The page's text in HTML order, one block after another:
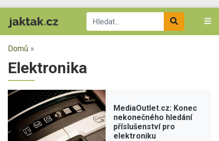
Domů »
Elektronika
MediaOutlet.cz: Konec
nekonečného hledání
příslušenství pro
elektroniku